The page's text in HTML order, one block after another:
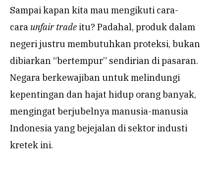
Sampai kapan kita mau mengikuti cara-
cara unfair tradeitu? Padahal, produk dalam
negeri justru membutuhkan proteksi, bukan
dibiarkan “bertempur” sendirian di pasaran.
Negara berkewajiban untuk melindungi
kepentingan dan hajat hidup orang banyak,
mengingat berjubelnya manusia-manusia
Indonesia yang bejejalan di sektor industi
kretek ini.